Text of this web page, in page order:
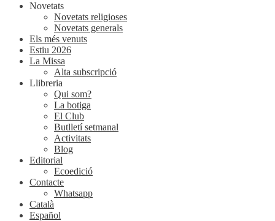
Novetats
Novetats religioses
Novetats generals
Els més venuts
Estiu 2026
La Missa
Alta subscripció
Llibreria
Qui som?
La botiga
El Club
Butlletí setmanal
Activitats
Blog
Editorial
Ecoedició
Contacte
Whatsapp
Català
Español